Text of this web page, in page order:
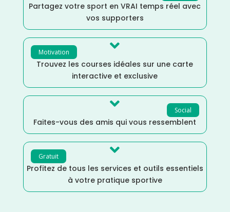
Partagez votre sport en VRAI temps réel avec
vos supporters
Motivation 
Trouvez les courses idéales sur une carte
interactive et exclusive
Social

Faites-vous des amis qui vous ressemblent
Gratuit 
Profitez de tous les services et outils essentiels
à votre pratique sportive